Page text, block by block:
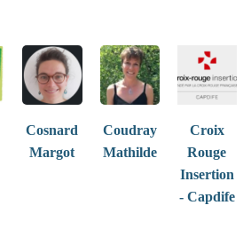
Cosnard
Margot
Coudray
Mathilde
Croix
Rouge
Insertion
- Capdife